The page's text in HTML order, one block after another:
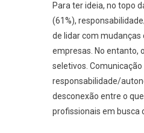
Para ter ideia, no topo
(61%),
de lidar com
empresas. No entanto,
seletivos.
responsabilidade/
desconexão entre o
profissionais em busca